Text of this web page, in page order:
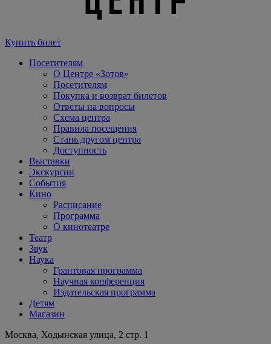
Купить билет
Посетителям
О Центре «Зотов»
Посетителям
Покупка и возврат билетов
Ответы на вопросы
Схема центра
Правила посещения
Стань другом центра
Доступность
Выставки
Экскурсии
События
Кино
Расписание
Программа
О кинотеатре
Театр
Звук
Наука
Грантовая программа
Научная конференция
Издательская программа
Детям
Магазин
Москва, Ходынская улица, 2 стр. 1